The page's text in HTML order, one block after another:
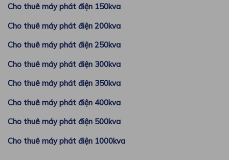
Cho thuê máy phát điện 150kva
Cho thuê máy phát điện 200kva
Cho thuê máy phát điện 250kva
Cho thuê máy phát điện 300kva
Cho thuê máy phát điện 350kva
Cho thuê máy phát điện 400kva
Cho thuê máy phát điện 500kva
Cho thuê máy phát điện 1000kva